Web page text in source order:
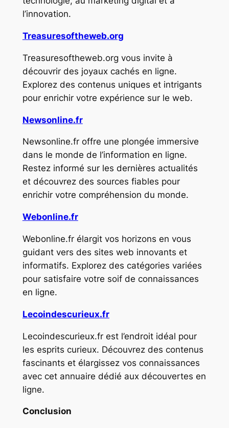
l’innovation.
Treasuresoftheweb.org
Treasuresoftheweb.org vous invite à
découvrir des joyaux cachés en ligne.
Explorez des contenus uniques et intrigants
pour enrichir votre expérience sur le web.
Newsonline.fr
Newsonline.fr offre une plongée immersive
dans le monde de l’information en ligne.
Restez informé sur les dernières actualités
et découvrez des sources fiables pour
enrichir votre compréhension du monde.
Webonline.fr
Webonline.fr élargit vos horizons en vous
guidant vers des sites web innovants et
informatifs. Explorez des catégories variées
pour satisfaire votre soif de connaissances
en ligne.
Lecoindescurieux.fr
Lecoindescurieux.fr est l’endroit idéal pour
les esprits curieux. Découvrez des contenus
fascinants et élargissez vos connaissances
avec cet annuaire dédié aux découvertes en
ligne.
Conclusion